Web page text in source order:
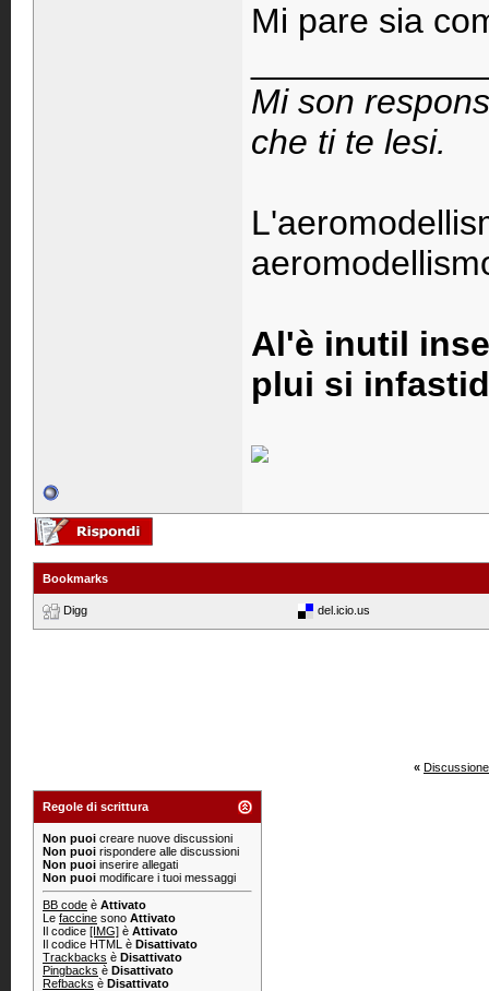
Mi pare sia
Mi son
che ti te lesi.
Al'è inutil
plui si
Bookmarks
Digg del.icio.us
«
Regole di scrittura
Non puoi creare nuove discussioni
Non puoi rispondere alle discussioni
Non puoi inserire allegati
Non puoi modificare i tuoi messaggi
BB code è Attivato
Le faccine sono Attivato
Il codice [IMG] è Attivato
Il codice HTML è Disattivato
Trackbacks è Disattivato
Pingbacks è Disattivato
Refbacks è Disattivato